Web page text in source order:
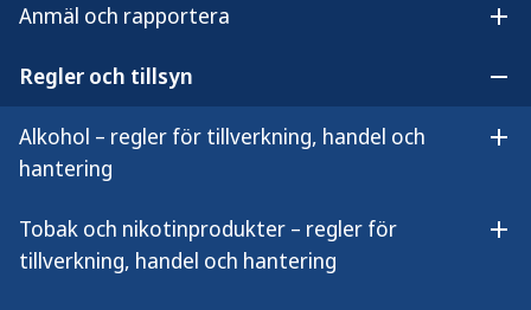
Anmäl och rapportera
Regler och tillsyn
Alkohol – regler för tillverkning, handel och
hantering
Tobak och nikotinprodukter – regler för
tillverkning, handel och hantering
Detaljhandel med folköl –
under tillsynsbesök
Vägledningen vänder sig till dig som
arbetar med tillsyn inom